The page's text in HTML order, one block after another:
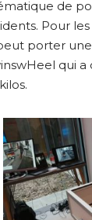
de
Pour
porter
qui